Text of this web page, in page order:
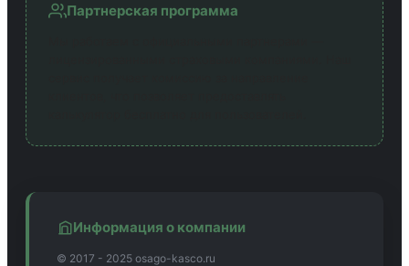
Партнерская программа
Информация о компании
© 2017 - 2025 osago-kasco.ru